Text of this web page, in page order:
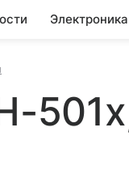
Электроника